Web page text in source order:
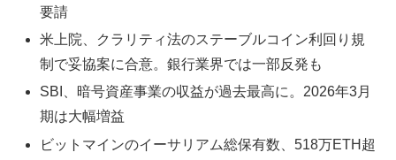
要請
米上院、クラリティ法のステーブルコイン利回り規
制で妥協案に合意。銀行業界では一部反発も
SBI、暗号資産事業の収益が過去最高に。2026年3月
期は大幅増益
ビットマインのイーサリアム総保有数、518万ETH超